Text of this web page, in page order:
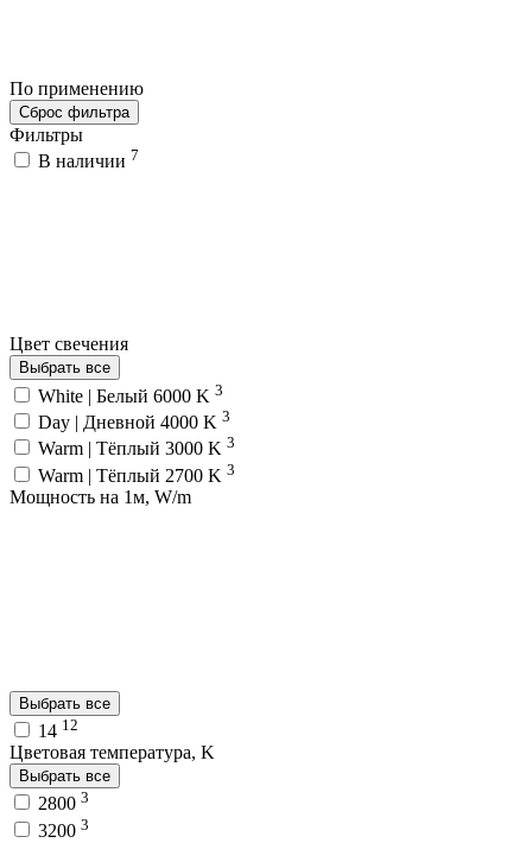
По применению
Сброс фильтра
Фильтры
В наличии 7
Цвет свечения
Выбрать все
White | Белый 6000 K 3
Day | Дневной 4000 K 3
Warm | Тёплый 3000 K 3
Warm | Тёплый 2700 K 3
Мощность на 1м, W/m
Выбрать все
14 12
Цветовая температура, K
Выбрать все
2800 3
3200 3